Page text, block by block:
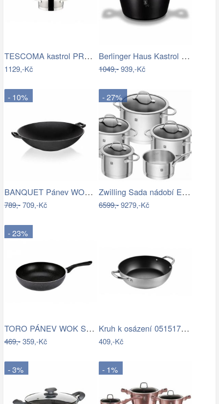
TESCOMA kastrol PRESIDENT s poklicí ø…
1129,-Kč
Berlinger Haus Kastrol Black Rose…
1049,-939,-Kč
- 10%
BANQUET Pánev WOK litinová EXCELLENT…
789,-709,-Kč
- 27%
Zwilling Sada nádobí Essence 5ks 66220…
6599,-9279,-Kč
- 23%
TORO PÁNEV WOK S INDUKČNÍM DNEM, PRŮMĚR…
469,-359,-Kč
Kruh k osázení 0515170 průměr 30cm
409,-Kč
- 3% - 1%